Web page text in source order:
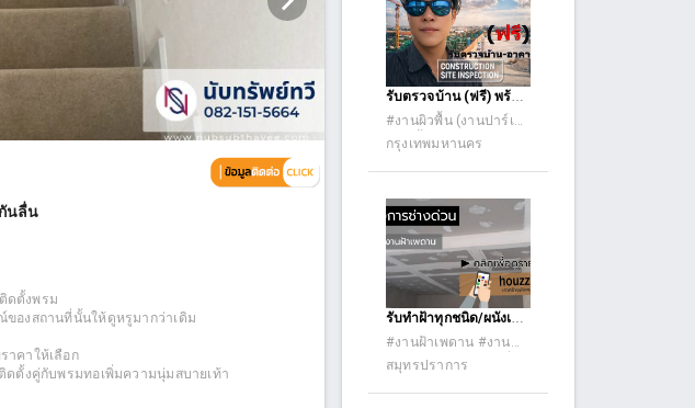
นลื่น
ดตั้งพรม
องสถานที่นั้นให้ดูหรูมากว่าเดิม
คาให้เลือก
ดตั้งคู่กับพรมทอเพิ่มความนุ่มสบายเท้า
รับตรวจบ้าน (ฟรี) พร้อม
รายงาน report เอกสาร
การตรวจ ครบ โดย
5580 ID-LINE :
pruksa3000 = ฟรี
สำหรับบ้าน อาคารเก่า =
- บ้าน อาคาร เก่า
ต้องการ รีโนเวท - บ้าน
อาคาร เก่า ทรุด แตกร้าว
ต้องการ ซ่อมแซม - บ้าน
อาคาร เก่าต้องการ ต่อ
เติมตบแต่ง ปรับปรุง -
#งานผิวพื้น (งานปาร์เก้
กระเบื้องยาง ลามิเนต
ผิวผนัง (กรุไม้ ผนังหิน
กาบ) #งานปูกระเบื้อง
#งานฝายและเขื่อน
กรุงเทพมหานคร
รับทำฝ้าทุกชนิด/ผนังเบา
งานกลางวัน/กลางคืน
#งานฝ้าเพดาน #งานสี
#งานเหล็กและงานเชื่อ
หน้าต่าง (ตั้งวงกบ ติดตั้ง
สมุทรปราการ